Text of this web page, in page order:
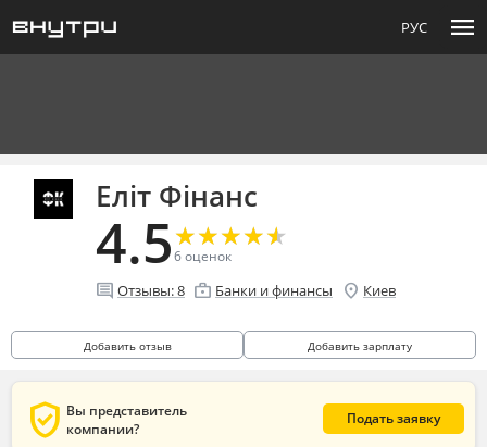
РУС menu
Еліт Фінанс
4.5★
★★
★★
★★
★★
★
6оценок
comment Отзывы:8 enterprise Банки и финансы location_on Киев
Добавить отзыв Добавить зарплату
verified_user Вы представитель
компании?
Подать заявку